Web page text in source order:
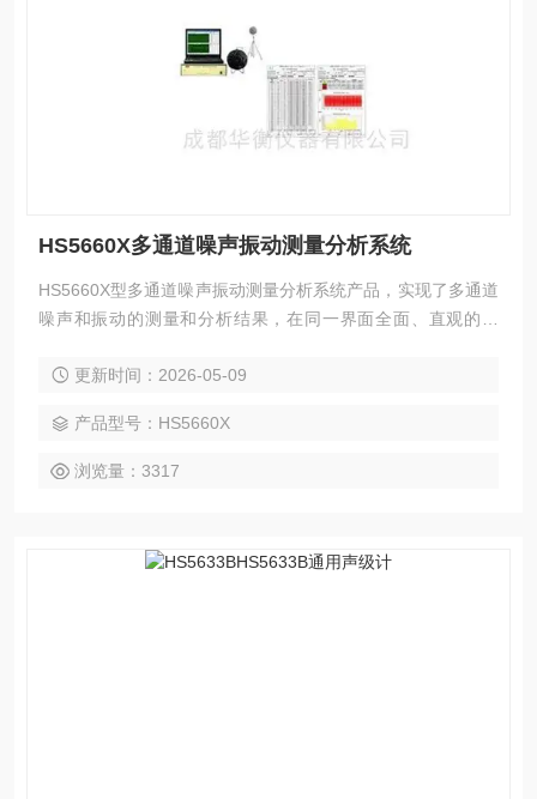
HS5660X多通道噪声振动测量分析系统
HS5660X型多通道噪声振动测量分析系统产品，实现了多通道
噪声和振动的测量和分析结果，在同一界面全面、直观的显
更新时间：2026-05-09
产品型号：HS5660X
浏览量：3317